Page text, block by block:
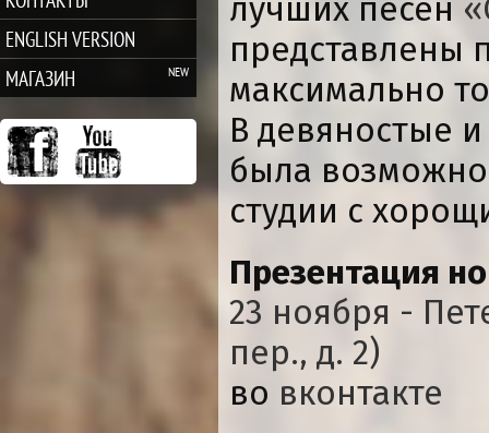
ENGLISH VERSION
МАГАЗИН
лучших песен
представлены
максимально
В девяностые
была
студии с
Презентация
23 ноября -
пер., д. 2)
во вконтакте